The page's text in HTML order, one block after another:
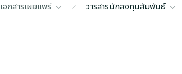
เอกสารเผยแพร่ วารสารนักลงทุนสัมพันธ์